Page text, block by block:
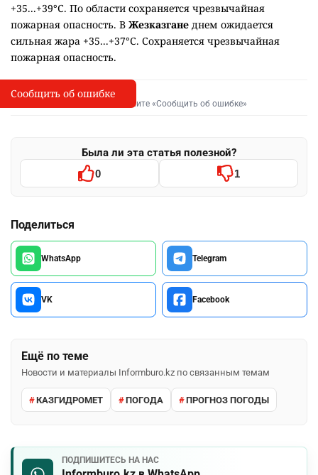
+35...+39°C. По области сохраняется чрезвычайная
пожарная опасность. В Жезказгане днем ожидается
сильная жара +35...+37°C. Сохраняется чрезвычайная
пожарная опасность.
I
Сообщить об опечатке
Выделите фрагмент и нажмите «Сообщить об ошибке»
Была ли эта статья полезной?
0 1
Поделиться
WhatsApp Telegram
VK Facebook
Ещё по теме
Новости и материалы Informburo.kz по связанным темам
КАЗГИДРОМЕТ ПОГОДА ПРОГНОЗ ПОГОДЫ
ПОДПИШИТЕСЬ НА НАС
Сообщить об ошибке